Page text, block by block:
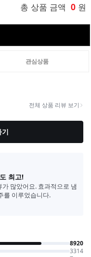
총 상품 금액 0 원
관심상품